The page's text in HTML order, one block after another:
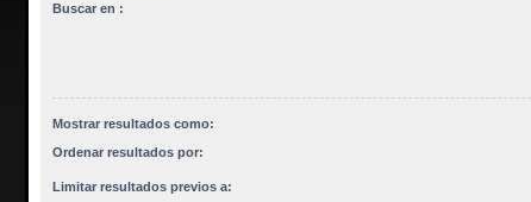
Buscar en :
Mostrar resultados como:
Ordenar resultados por:
Limitar resultados previos a: